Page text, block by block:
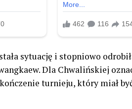
sytuację i stopniowo
Dla Chwalińskiej
turnieju, który miał